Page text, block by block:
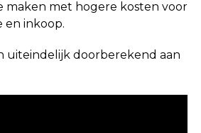
maken met hogere kosten voor
en inkoop.
uiteindelijk doorberekend aan